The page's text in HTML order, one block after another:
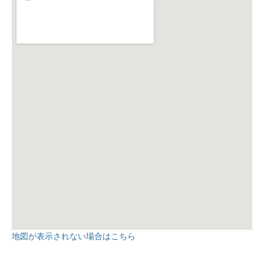
地図が表示されない場合はこちら